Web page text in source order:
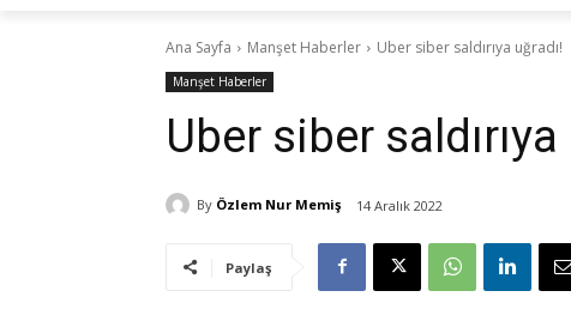
Ana Sayfa Manşet Haberler Uber siber saldırıya uğradı!
Manşet Haberler
Uber siber saldırıya
By Özlem Nur Memiş 14 Aralık 2022
Paylaş